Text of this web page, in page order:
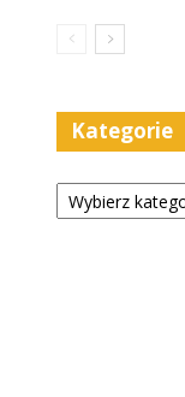
Kategorie
Kategorie